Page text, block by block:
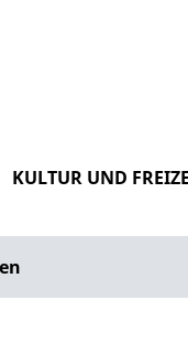
KULTUR UND